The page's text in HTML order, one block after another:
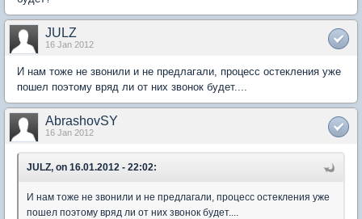
JULZ
16 Jan 2012
И нам тоже не звонили и не предлагали, процесс остекления уже
пошел поэтому вряд ли от них звонок будет....
AbrashovSY
16 Jan 2012
JULZ, on 16.01.2012 - 22:02:
И нам тоже не звонили и не предлагали, процесс остекления уже
пошел поэтому вряд ли от них звонок будет....